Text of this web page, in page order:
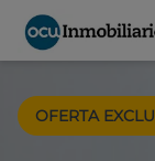
OFERTA